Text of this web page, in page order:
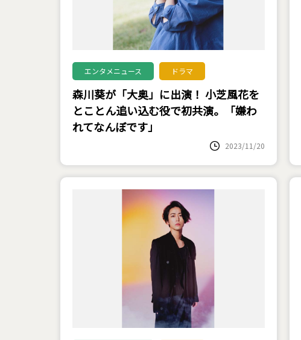
エンタメニュース ドラマ
森川葵が「大奥」に出演！ 小芝風花を
とことん追い込む役で初共演。「嫌わ
れてなんぼです」
2023/11/20